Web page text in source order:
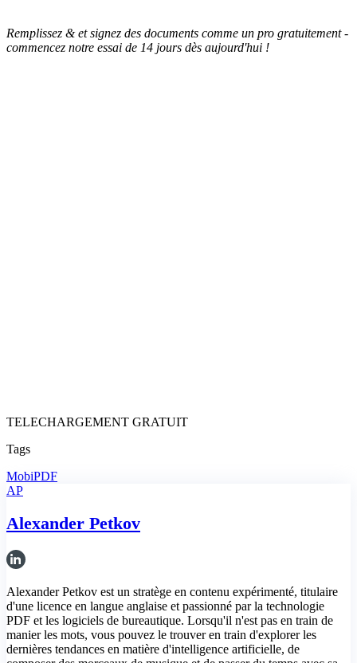
Remplissez & et signez des documents comme un pro gratuitement -
commencez notre essai de 14 jours dès aujourd'hui !
TELECHARGEMENT GRATUIT
Tags
MobiPDF
AP
Alexander Petkov
Alexander Petkov est un stratège en contenu expérimenté, titulaire
d'une licence en langue anglaise et passionné par la technologie
PDF et les logiciels de bureautique. Lorsqu'il n'est pas en train de
manier les mots, vous pouvez le trouver en train d'explorer les
dernières tendances en matière d'intelligence artificielle, de